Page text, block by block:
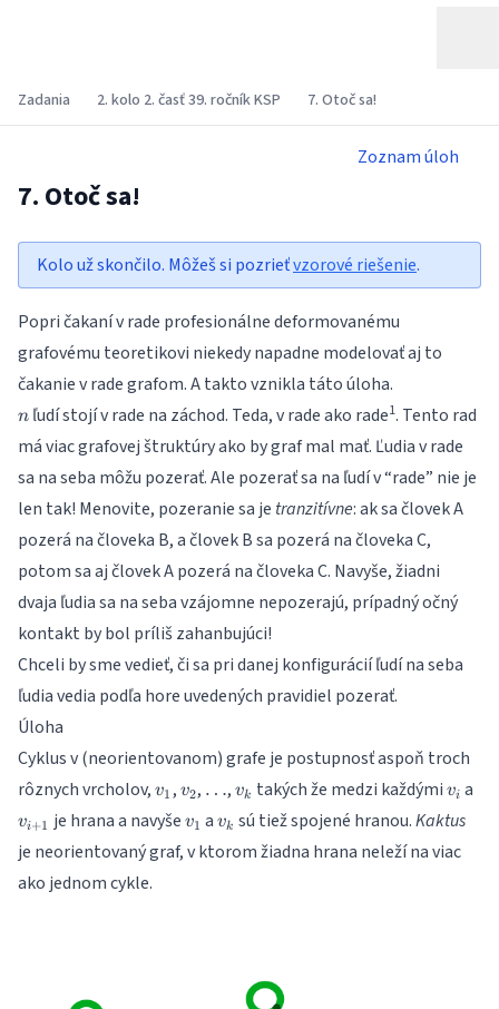
Zadania 2. kolo 2. časť 39. ročník KSP 7. Otoč sa!
Zoznam úloh
7. Otoč sa!
Kolo už skončilo. Môžeš si pozrieťvzorové riešenie.
Popri čakaní v rade profesionálne deformovanému
grafovému teoretikovi niekedy napadne modelovať aj to
čakanie v rade grafom. A takto vznikla táto úloha.
n
n ľudí stojí v rade na záchod. Teda, v rade ako rade1. Tento rad
má viac grafovej štruktúry ako by graf mal mať. Ľudia v rade
sa na seba môžu pozerať. Ale pozerať sa na ľudí v “rade” nie je
len tak! Menovite, pozeranie sa je tranzitívne: ak sa človek A
pozerá na človeka B, a človek B sa pozerá na človeka C,
potom sa aj človek A pozerá na človeka C. Navyše, žiadni
dvaja ľudia sa na seba vzájomne nepozerajú, prípadný očný
kontakt by bol príliš zahanbujúci!
Chceli by sme vedieť, či sa pri danej konfigurácií ľudí na seba
ľudia vedia podľa hore uvedených pravidiel pozerať.
Úloha
Cyklus v (neorientovanom) grafe je postupnosť aspoň troch
rôznych vrcholov, v_1
v1 , v_2
v2, \dots
…,v_k
vk takých že medzi každými v_i
vi a
vi+1 je hrana a navyše v_1
v1 av_k
vk sú tiež spojené hranou.Kaktus
je neorientovaný graf, v ktorom žiadna hrana neleží na viac
ako jednom cykle.